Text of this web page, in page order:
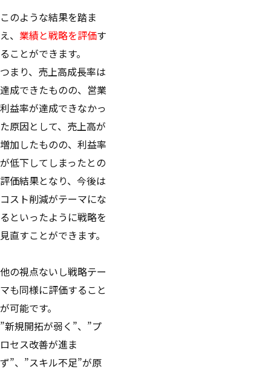
このような結果を踏ま
え、 業績と戦略を評価す
ることができます。
つまり、売上高成長率は
達成できたものの、営業
利益率が達成できなかっ
た原因として、売上高が
増加したものの、利益率
が低下してしまったとの
評価結果となり、今後は
コスト削減がテーマにな
るといったように戦略を
見直すことができます。
他の視点ないし戦略テー
マも同様に評価すること
が可能です。
”新規開拓が弱く”、”プ
ロセス改善が進ま
ず”、”スキル不足”が原